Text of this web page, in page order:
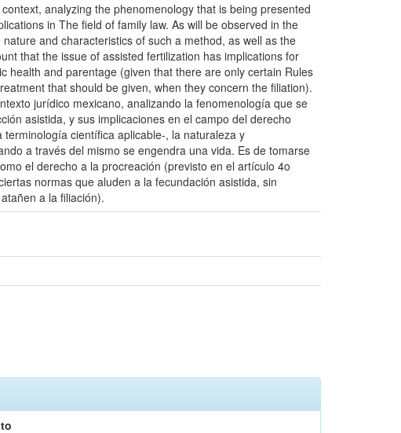
analyzing the phenomenology that is being presented
in The field of family law. As will be observed in the
and characteristics of such a method, as well as the
that the issue of assisted fertilization has implications for
health and parentage (given that there are only certain Rules
that should be given, when they concern the filiation).
jurídico mexicano, analizando la fenomenología que se
asistida, y sus implicaciones en el campo del derecho
científica aplicable-, la naturaleza y
a través del mismo se engendra una vida. Es de tomarse
el derecho a la procreación (previsto en el artículo 4o
normas que aluden a la fecundación asistida, sin
a la filiación).